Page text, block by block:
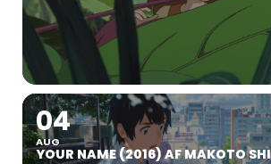
04
AUG
YOUR NAME (2016) AF MAKOTO